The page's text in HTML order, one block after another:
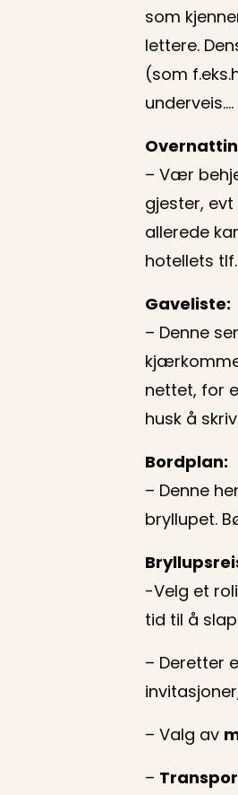
som
lettere.
(som
underveis….
– Vær
gjester,
allerede
hotellets
Gaveliste:
– Denne
nettet, for
husk å
Bordplan:
– Denne
bryllupet.
-Velg et
tid til å
– Deretter
– Valg av
–